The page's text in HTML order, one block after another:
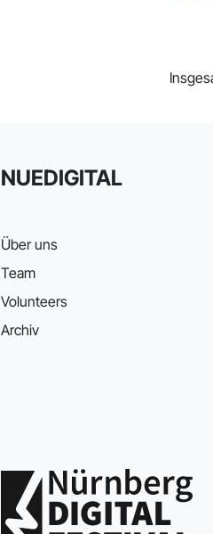
NUEDIGITAL
Über uns
Team
Volunteers
Archiv